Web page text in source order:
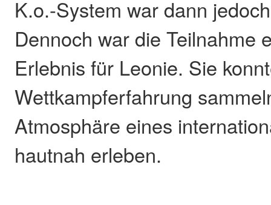
K.o.-System war dann
Dennoch war die Teilnahme
Erlebnis für Leonie. Sie
Wettkampferfahrung
Atmosphäre eines
hautnah erleben.